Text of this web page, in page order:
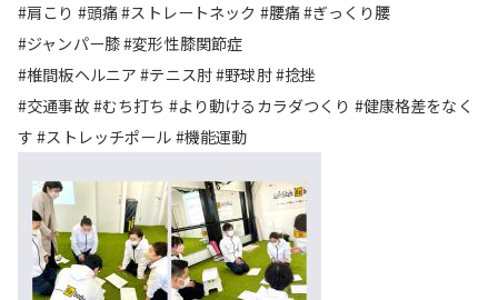
#肩こり #頭痛 #ストレートネック #腰痛 #ぎっくり腰
#ジャンパー膝 #変形性膝関節症
#椎間板ヘルニア #テニス肘 #野球肘 #捻挫
#交通事故 #むち打ち #より動けるカラダつくり #健康格差をなく
す #ストレッチポール #機能運動